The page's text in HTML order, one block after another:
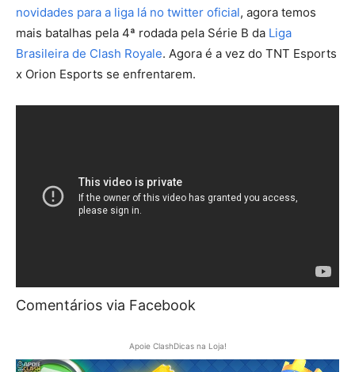
novidades para a liga lá no twitter oficial, agora temos
mais batalhas pela 4ª rodada pela Série B da Liga
Brasileira de Clash Royale. Agora é a vez do TNT Esports
x Orion Esports se enfrentarem.
Comentários via Facebook
Apoie ClashDicas na Loja!